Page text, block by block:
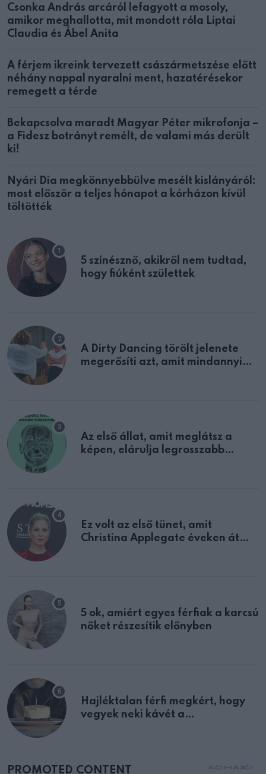
Csonka András arcáról lefagyott a mosoly,
amikor meghallotta, mit mondott róla Liptai
Claudia és Ábel Anita
A férjem ikreink tervezett császármetszése előtt
néhány nappal nyaralni ment, hazatérésekor
remegett a térde
Bekapcsolva maradt Magyar Péter mikrofonja –
a Fidesz botrányt remélt, de valami más derült
ki!
Nyári Dia megkönnyebbülve mesélt kislányáról:
most először a teljes hónapot a kórházon kívül
töltötték
5 színésznő, akikről nem tudtad,
hogy fiúként születtek
A Dirty Dancing törölt jelenete
megerősíti azt, amit mindannyian
Az első állat, amit meglátsz a
képen, elárulja legrosszabb
Ez volt az első tünet, amit
Christina Applegate éveken át
5 ok, amiért egyes férfiak a karcsú
nőket részesítik előnyben
Hajléktalan férfi megkért, hogy
vegyek neki kávét a